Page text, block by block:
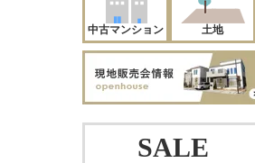
中古マンション 土地
SALE